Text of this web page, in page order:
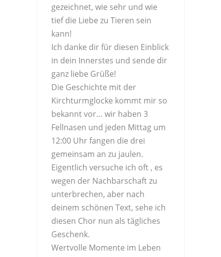
gezeichnet, wie sehr und wie
tief die Liebe zu Tieren sein
kann!
Ich danke dir für diesen Einblick
in dein Innerstes und sende dir
ganz liebe Grüße!
Die Geschichte mit der
Kirchturmglocke kommt mir so
bekannt vor… wir haben 3
Fellnasen und jeden Mittag um
12:00 Uhr fangen die drei
gemeinsam an zu jaulen.
Eigentlich versuche ich oft , es
wegen der Nachbarschaft zu
unterbrechen, aber nach
deinem schönen Text, sehe ich
diesen Chor nun als tägliches
Geschenk.
Wertvolle Momente im Leben